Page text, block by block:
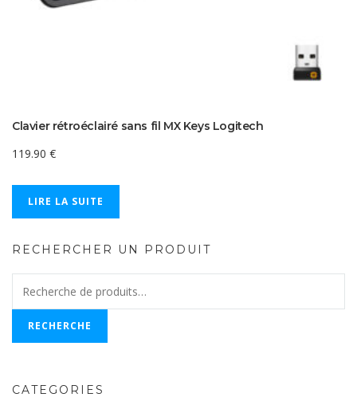
Clavier rétroéclairé sans fil MX Keys Logitech
119.90 €
LIRE LA SUITE
RECHERCHER UN PRODUIT
RECHERCHE
CATEGORIES